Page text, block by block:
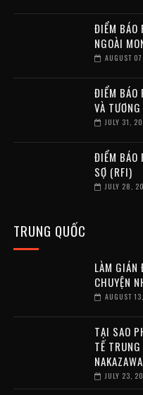
ĐIỂM BÁO
NGOÀI
AUGUST
ĐIỂM BÁO
VÀ
JULY 31,
ĐIỂM BÁO
SỢ (RFI)
JULY 28,
TRUNG QUỐC
LÀM GIÁN
CHUYỆN
AUGUST
TẠI SAO
TẾ
JULY 23,